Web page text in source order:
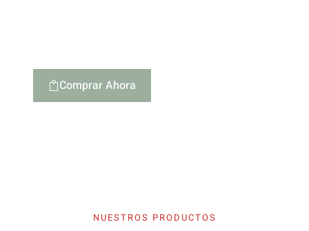
Comprar Ahora
NUESTROS PRODUCTOS